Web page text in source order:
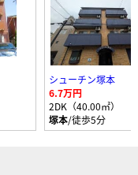
シューチン塚本
6.7万円
2DK（40.00㎡）
塚本/徒歩5分